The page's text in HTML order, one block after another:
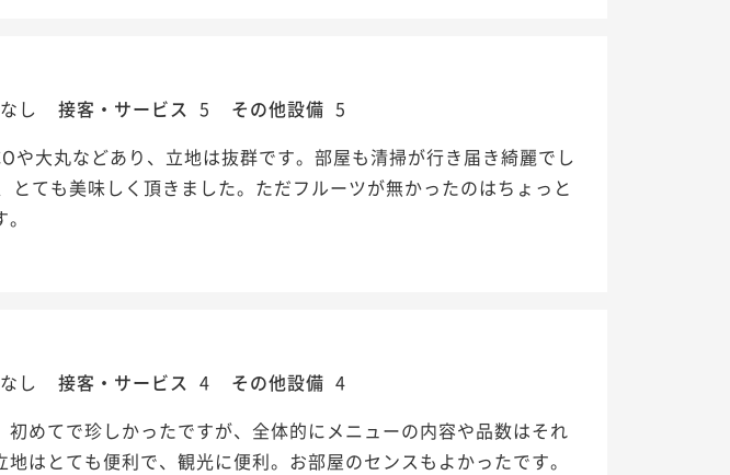
し 接客・サービス 5 その他設備 5
や大丸などあり、立地は抜群です。部屋も清掃が行き届き綺麗でし
ても美味しく頂きました。ただフルーツが無かったのはちょっと
し 接客・サービス 4 その他設備 4
めてで珍しかったですが、全体的にメニューの内容や品数はそれ
はとても便利で、観光に便利。お部屋のセンスもよかったです。